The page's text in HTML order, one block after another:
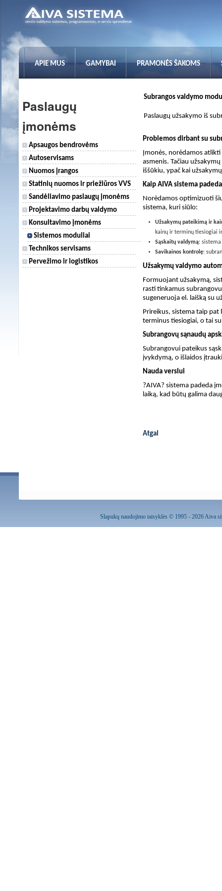
APIE MUS GAMYBAI PRAMONĖS ŠAKOMS
Paslaugų
įmonėms
Apsaugos bendrovėms
Autoservisams
Nuomos įrangos
Statinių nuomos ir priežiūros VVS
Sandėliavimo paslaugų įmonėms
Projektavimo darbų valdymo
Konsultavimo įmonėms
Sistemos moduliai
Technikos servisams
Pervežimo ir logistikos
Subrangos valdymo
Paslaugų užsakymo iš
Problemos dirbant su
Įmonės, norėdamos atlikti
asmenis. Tačiau
iššūkiu, ypač kai
Kaip AIVA sistema padeda
Norėdamos optimizuoti
sistema, kuri siūlo:
Užsakymų pateikimą ir
kainų ir terminų tiesiogiai
Sąskaitų valdymą:
Savikainos kontrolę:
Užsakymų valdymo
Formuojant užsakymą,
rasti tinkamus
sugeneruoja el. laišką su
Prireikus, sistema taip pat
terminus tiesiogiai, o tai
Subrangovų sąnaudų
Subrangovui pateikus
įvykdymą, o išlaidos
Nauda verslui
?AIVA? sistema padeda
laiką, kad būtų galima
Atgal
Slapukų naudojimo taisyklės© 1995 - 2026 Aiva